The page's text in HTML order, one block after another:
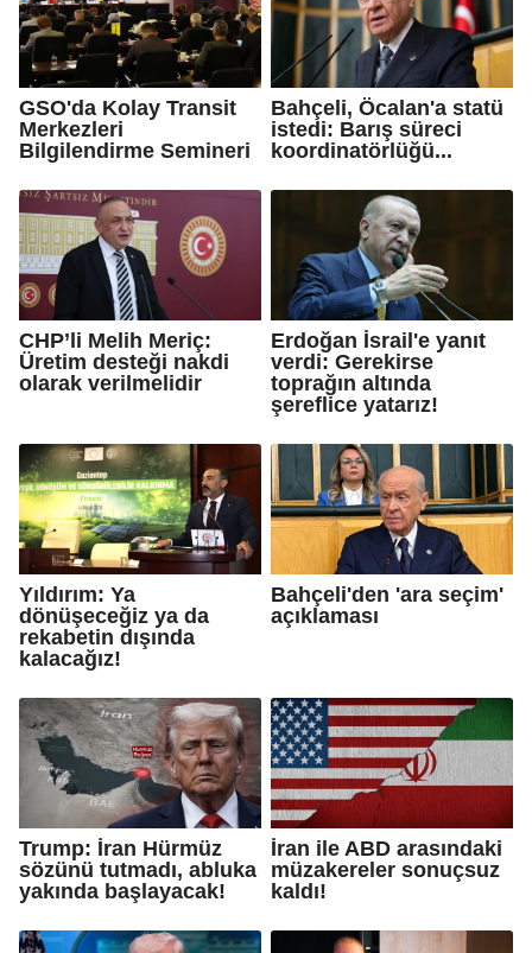
GSO'da Kolay Transit
Merkezleri
Bilgilendirme Semineri
Bahçeli, Öcalan'a statü
istedi: Barış süreci
koordinatörlüğü...
CHP’li Melih Meriç:
Üretim desteği nakdi
olarak verilmelidir
Erdoğan İsrail'e yanıt
verdi: Gerekirse
toprağın altında
şereflice yatarız!
Yıldırım: Ya
dönüşeceğiz ya da
rekabetin dışında
kalacağız!
Bahçeli'den 'ara seçim'
açıklaması
Trump: İran Hürmüz
sözünü tutmadı, abluka
yakında başlayacak!
İran ile ABD arasındaki
müzakereler sonuçsuz
kaldı!